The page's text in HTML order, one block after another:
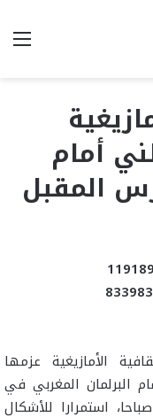
أمام
الأمازيغية عزمها
الأحد 27 مارس 2016، أمام البرلمان المغربي في
ﺍﺳﺘﻤﺮﺍﺭﺍ ﻟﻸﺷﻜﺎﻝ